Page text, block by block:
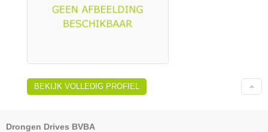
BEKIJK VOLLEDIG PROFIEL
Drongen Drives BVBA